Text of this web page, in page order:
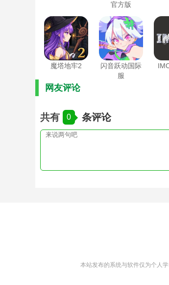
官方版
魔塔地牢2
闪音跃动国际
服
网友评论
共有 0 条评论
本站发布的系统与软件仅为个人